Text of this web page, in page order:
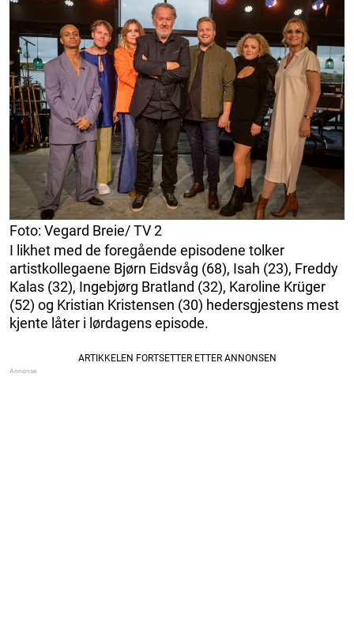
Foto: Vegard Breie/ TV 2
I likhet med de foregående episodene tolker
artistkollegaene Bjørn Eidsvåg (68), Isah (23), Freddy
Kalas (32), Ingebjørg Bratland (32), Karoline Krüger
(52) og Kristian Kristensen (30) hedersgjestens mest
kjente låter i lørdagens episode.